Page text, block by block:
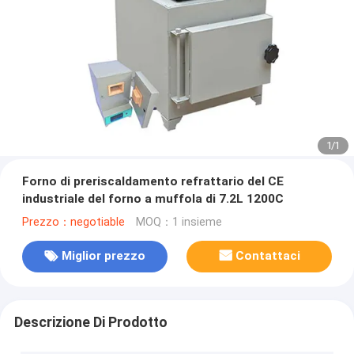
1/1
Forno di preriscaldamento refrattario del CE
industriale del forno a muffola di 7.2L 1200C
Prezzo：negotiable MOQ：1 insieme
Miglior prezzo Contattaci
Descrizione Di Prodotto